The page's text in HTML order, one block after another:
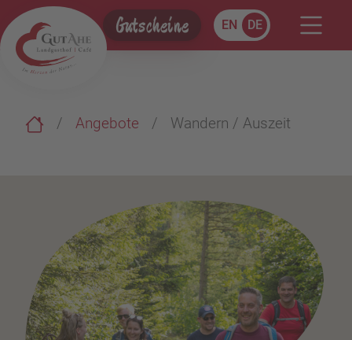
Gutscheine EN DE
Angebote Wandern / Auszeit